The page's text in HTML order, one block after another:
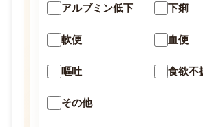
アルブミン低下 下痢
軟便 血便
嘔吐 食欲不
その他